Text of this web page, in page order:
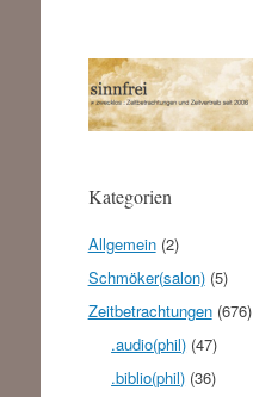
Kategorien
Allgemein(2)
Schmöker(salon)(5)
Zeitbetrachtungen(676)
.audio(phil) (47)
.biblio(phil) (36)